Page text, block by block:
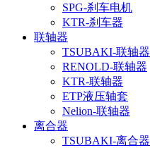
SPG-刹车电机
KTR-刹车器
联轴器
TSUBAKI-联轴器
RENOLD-联轴器
KTR-联轴器
ETP液压轴套
Nelion-联轴器
离合器
TSUBAKI-离合器